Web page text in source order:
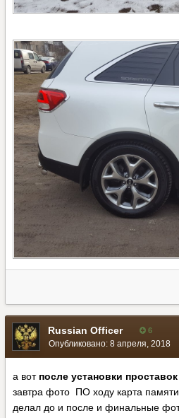
Russian Officer 6
Опубликовано: 8 апреля, 2018
а вот после установки
завтра фото ПО ходу карта
делал до и после и финальные